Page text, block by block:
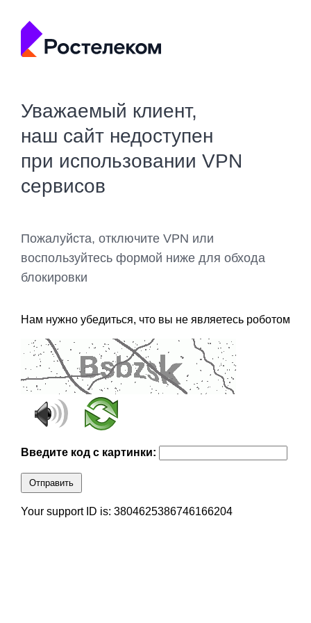
Уважаемый клиент,
наш сайт недоступен
при использовании VPN
сервисов
Пожалуйста, отключите VPN или
воспользуйтесь формой ниже для обхода
блокировки
Нам нужно убедиться, что вы не являетесь роботом
Введите код с картинки:
Отправить
Your support ID is: 3804625386746166204